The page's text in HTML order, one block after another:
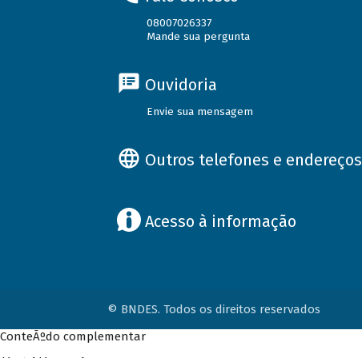
08007026337
Mande sua pergunta
Ouvidoria
Envie sua mensagem
Outros telefones e endereços
Acesso à informação
© BNDES. Todos os direitos reservados
ConteÃºdo complementar